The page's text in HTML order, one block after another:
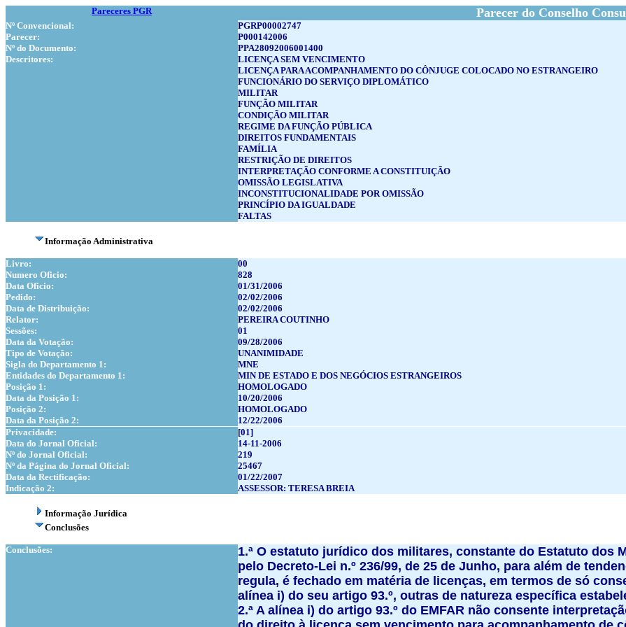
Pareceres PGR Parecer do Conselho
Nº Convencional:
PGRP00002747
Parecer:
P000142006
Nº do Documento:
PPA28092006001400
Descritores:
LICENÇA SEM VENCIMENTO
LICENÇA PARA ACOMPANHAMENTO DO CÔNJUGE COLOCADO NO ESTRANGEIRO
FUNCIONÁRIO DO SERVIÇO DIPLOMÁTICO
MILITAR
FUNÇÃO MILITAR
CONDIÇÃO MILITAR
REGIME DA FUNÇÃO PÚBLICA
DIREITOS FUNDAMENTAIS
FAMÍLIA
RESTRIÇÃO DE DIREITOS
INTERPRETAÇÃO CONFORME A CONSTITUIÇÃO
OMISSÃO LEGISLATIVA
INCONSTITUCIONALIDADE POR OMISSÃO
PRINCÍPIO DA IGUALDADE
FALTAS
Informação Administrativa
Livro:
00
Numero Oficio:
828
Data Oficio:
01/31/2006
Pedido:
02/02/2006
Data de Distribuição:
02/02/2006
Relator:
PEREIRA COUTINHO
Sessões:
01
Data da Votação:
09/28/2006
Tipo de Votação:
UNANIMIDADE
Sigla do Departamento 1:
MNE
Entidades do Departamento 1:
MIN DE ESTADO E DOS NEGÓCIOS ESTRANGEIROS
Posição 1:
HOMOLOGADO
Data da Posição 1:
10/20/2006
Posição 2:
HOMOLOGADO
Data da Posição 2:
12/22/2006
Privacidade:
[01]
Data do Jornal Oficial:
14-11-2006
Nº do Jornal Oficial:
219
Nº da Página do Jornal Oficial:
25467
Data da Rectificação:
01/22/2007
Indicação 2:
ASSESSOR: TERESA BREIA
Informação Jurídica
Conclusões
Conclusões:
1.ª O estatuto jurídico dos militares, constante do Estatuto dos
pelo Decreto-Lei n.º 236/99, de 25 de Junho, para além de
regula, é fechado em matéria de licenças, em termos de só
alínea i) do seu artigo 93.º, outras de natureza específica
2.ª A alínea i) do artigo 93.º do EMFAR não consente